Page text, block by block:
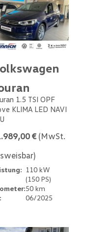
1.5 TSI OPF
KLIMA LED NAVI
€ (MwSt.
110 kW
(150 PS)
50 km
06/2025